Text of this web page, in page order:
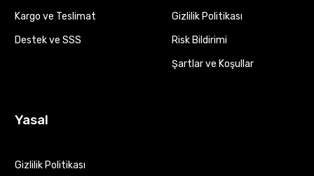
Kargo ve Teslimat
Destek ve SSS
Gizlilik Politikası
Risk Bildirimi
Şartlar ve Koşullar
Yasal
Gizlilik Politikası